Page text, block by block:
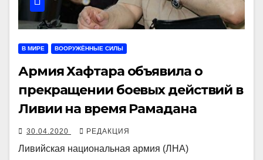
В МИРЕ ВООРУЖЁННЫЕ СИЛЫ
Армия Хафтара объявила о
прекращении боевых действий в
Ливии на время Рамадана
30.04.2020 РЕДАКЦИЯ
Ливийская национальная армия (ЛНА)